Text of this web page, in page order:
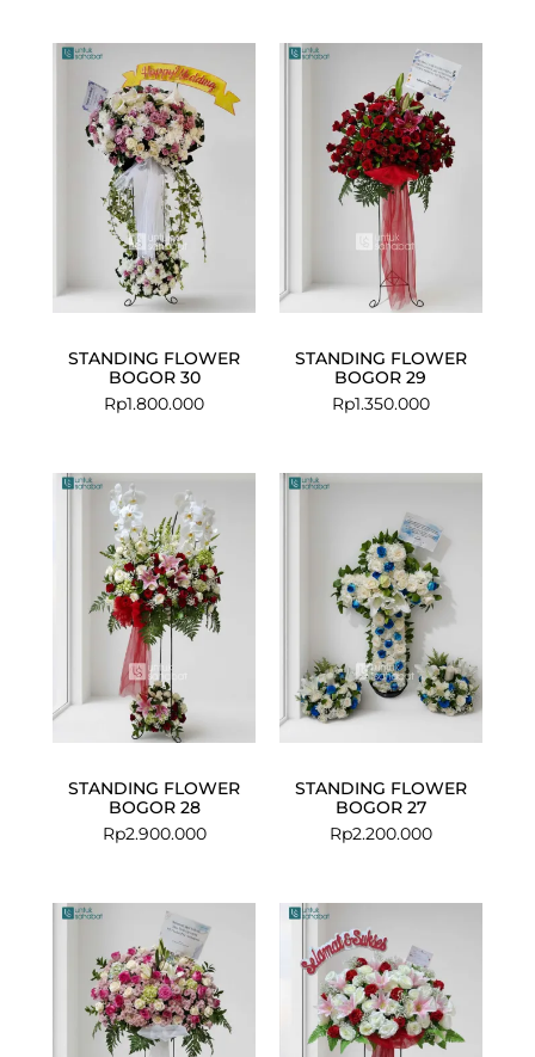
STANDING FLOWER
BOGOR 30
Rp1.800.000
STANDING FLOWER
BOGOR 29
Rp1.350.000
STANDING FLOWER
BOGOR 28
Rp2.900.000
STANDING FLOWER
BOGOR 27
Rp2.200.000